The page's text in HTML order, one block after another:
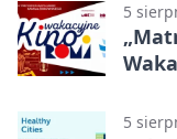
5
5